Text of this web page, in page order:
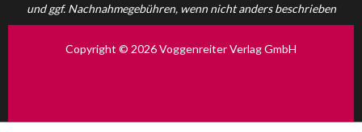
und ggf. Nachnahmegebühren, wenn nicht anders beschrieben
Copyright © 2026 Voggenreiter Verlag GmbH